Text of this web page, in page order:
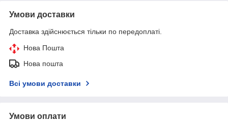
Умови доставки
Доставка здійснюється тільки по передоплаті.
Нова Пошта
Нова пошта
Всі умови доставки
Умови оплати